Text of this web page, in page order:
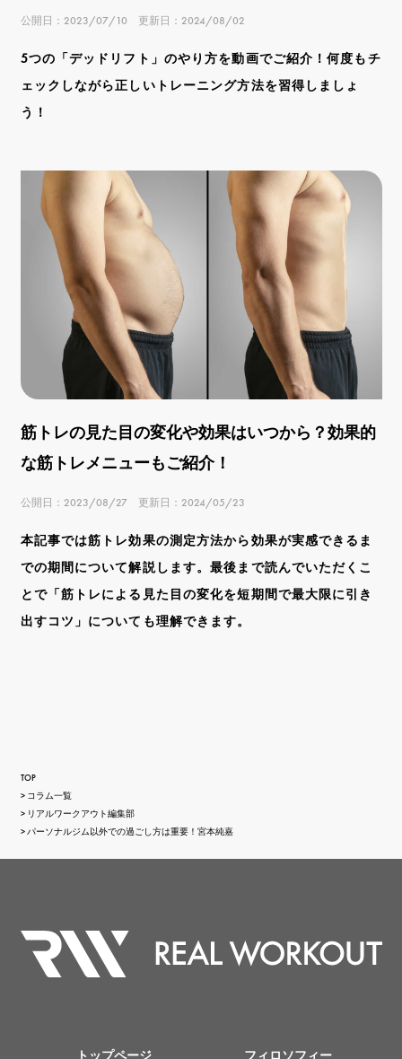
公開日：2023/07/10 更新日：2024/08/02
5つの「デッドリフト」のやり方を動画でご紹介！何度もチ
ェックしながら正しいトレーニング方法を習得しましょ
う！
筋トレの見た目の変化や効果はいつから？効果的
な筋トレメニューもご紹介！
公開日：2023/08/27 更新日：2024/05/23
本記事では筋トレ効果の測定方法から効果が実感できるま
での期間について解説します。最後まで読んでいただくこ
とで「筋トレによる見た目の変化を短期間で最大限に引き
出すコツ」についても理解できます。
TOP
コラム一覧
リアルワークアウト編集部
パーソナルジム以外での過ごし方は重要！宮本純嘉
トップページ フィロソフィー